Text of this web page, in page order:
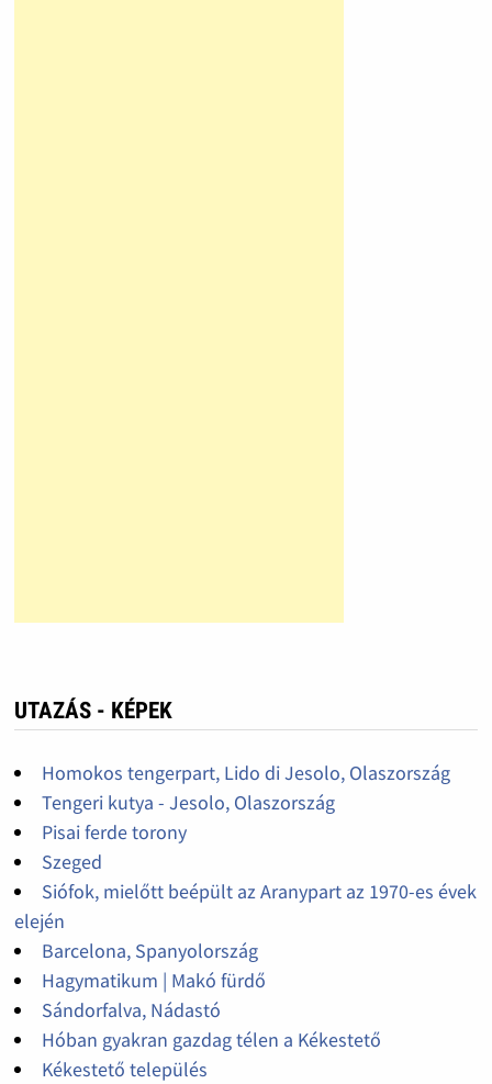
UTAZÁS - KÉPEK
Homokos tengerpart, Lido di Jesolo, Olaszország
Tengeri kutya - Jesolo, Olaszország
Pisai ferde torony
Szeged
Siófok, mielőtt beépült az Aranypart az 1970-es évek
elején
Barcelona, Spanyolország
Hagymatikum | Makó fürdő
Sándorfalva, Nádastó
Hóban gyakran gazdag télen a Kékestető
Kékestető település